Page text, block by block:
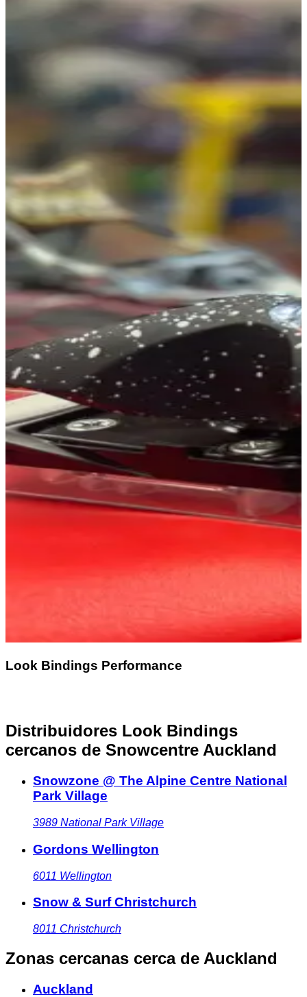
Look Bindings Performance
Distribuidores Look Bindings
cercanos de Snowcentre Auckland
Snowzone @ The Alpine Centre National
Park Village
3989 National Park Village
Gordons Wellington
6011 Wellington
Snow & Surf Christchurch
8011 Christchurch
Zonas cercanas cerca de Auckland
Auckland